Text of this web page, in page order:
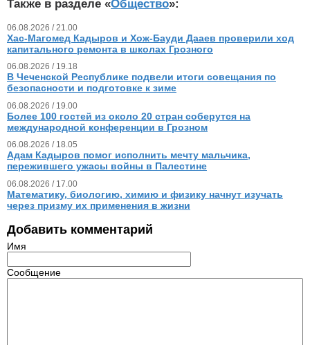
Также в разделе «Общество»:
06.08.2026 / 21.00
Хас-Магомед Кадыров и Хож-Бауди Дааев проверили ход
капитального ремонта в школах Грозного
06.08.2026 / 19.18
В Чеченской Республике подвели итоги совещания по
безопасности и подготовке к зиме
06.08.2026 / 19.00
Более 100 гостей из около 20 стран соберутся на
международной конференции в Грозном
06.08.2026 / 18.05
Адам Кадыров помог исполнить мечту мальчика,
пережившего ужасы войны в Палестине
06.08.2026 / 17.00
Математику, биологию, химию и физику начнут изучать
через призму их применения в жизни
Добавить комментарий
Имя
Сообщение